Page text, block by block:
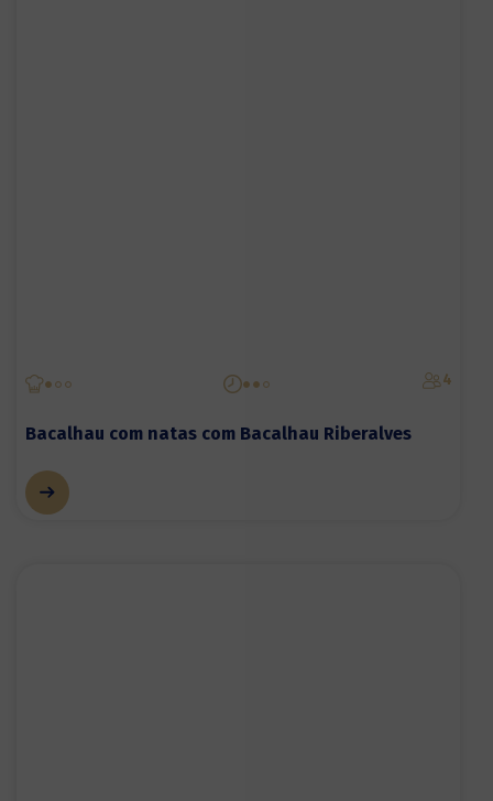
4
Bacalhau com natas com Bacalhau Riberalves